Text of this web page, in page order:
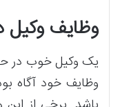
وظایف وکیل
یک وکیل خوب در
وظایف خود آگاه